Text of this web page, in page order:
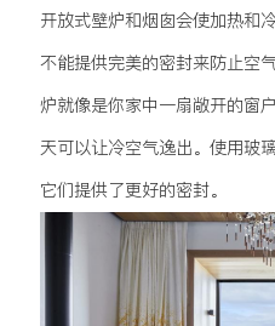
开放式壁炉和烟囱会使加热和
不能提供完美的密封来防止空
炉就像是你家中一扇敞开的窗
天可以让冷空气逸出。使用玻
它们提供了更好的密封。